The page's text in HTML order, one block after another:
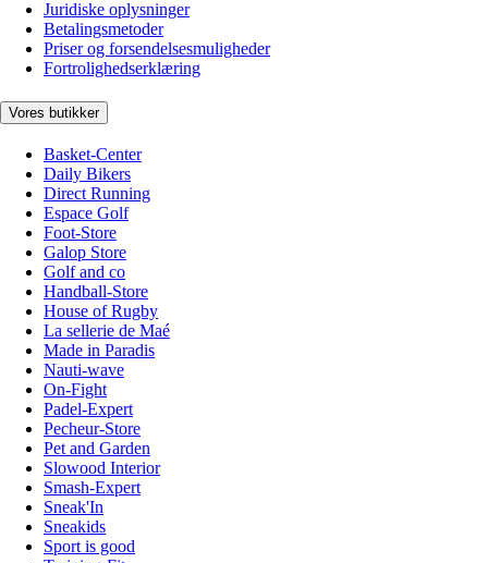
Juridiske oplysninger
Betalingsmetoder
Priser og forsendelsesmuligheder
Fortrolighedserklæring
Vores butikker
Basket-Center
Daily Bikers
Direct Running
Espace Golf
Foot-Store
Galop Store
Golf and co
Handball-Store
House of Rugby
La sellerie de Maé
Made in Paradis
Nauti-wave
On-Fight
Padel-Expert
Pecheur-Store
Pet and Garden
Slowood Interior
Smash-Expert
Sneak'In
Sneakids
Sport is good